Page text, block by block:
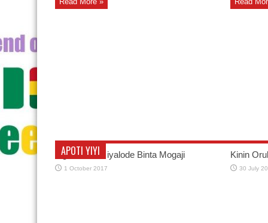
APOTI YIYI
Oga Bello àti iyalode Binta Mogaji
1 October 2017
Kinin
30 July